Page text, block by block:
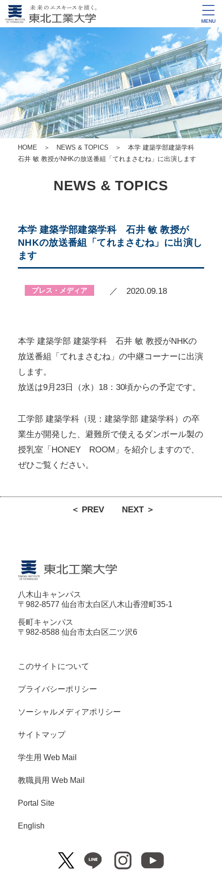
MENU
HOME ＞ NEWS & TOPICS ＞ 本学 建築学部建築学科
石井 敏 教授がNHKの放送番組「てれまさむね」に出演します
NEWS & TOPICS
本学 建築学部建築学科 石井 敏 教授が
NHKの放送番組「てれまさむね」に出演し
ます
プレス・メディア ／ 2020.09.18
本学 建築学部 建築学科 石井 敏 教授がNHKの
放送番組「てれまさむね」の中継コーナーに出演
します。
放送は9月23日（水）18：30頃からの予定です。
工学部 建築学科（現：建築学部 建築学科）の卒
業生が開発した、避難所で使えるダンボール製の
授乳室「HONEY ROOM」を紹介しますので、
ぜひご覧ください。
＜ PREV NEXT ＞
八木山キャンパス
〒982-8577 仙台市太白区八木山香澄町35-1
長町キャンパス
〒982-8588 仙台市太白区二ツ沢6
このサイトについて
プライバシーポリシー
ソーシャルメディアポリシー
サイトマップ
学生用 Web Mail
教職員用 Web Mail
Portal Site
English